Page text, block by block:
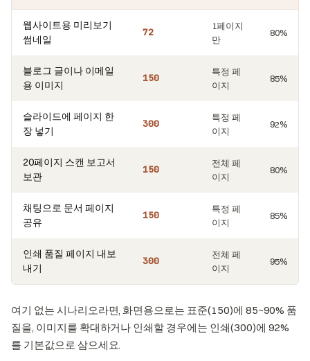
웹사이트용 미리보기
썸네일
72
1페이지
만
80%
블로그 글이나 이메일
용 이미지
150
특정 페
이지
85%
슬라이드에 페이지 한
장 넣기
300
특정 페
이지
92%
20페이지 스캔 보고서
보관
150
전체 페
이지
80%
채팅으로 문서 페이지
공유
150
특정 페
이지
85%
인쇄 품질 페이지 내보
내기
300
전체 페
이지
95%
여기 없는 시나리오라면, 화면용으로는 표준(150)에 85~90% 품
질을, 이미지를 확대하거나 인쇄할 경우에는 인쇄(300)에 92%
를 기본값으로 삼으세요.